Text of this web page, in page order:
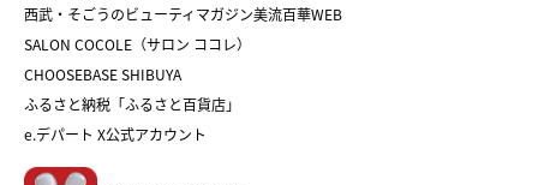
ホワイトデー
バレンタイン
ホワイトデー
おせち
フード
西武・そごうのビューティマガジン美流百華WEB
SALON COCOLE（サロン ココレ）
CHOOSEBASE SHIBUYA
ふるさと納税「ふるさと百貨店」
e.デパート X公式アカウント